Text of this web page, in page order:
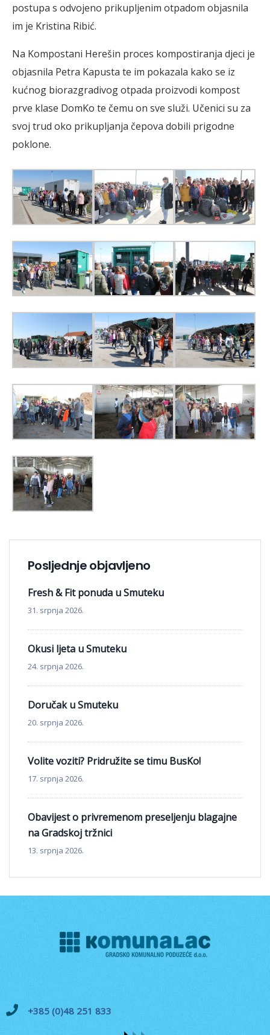
postupa s odvojeno prikupljenim otpadom objasnila
im je Kristina Ribić.
Na Kompostani Herešin proces kompostiranja djeci je
objasnila Petra Kapusta te im pokazala kako se iz
kućnog biorazgradivog otpada proizvodi kompost
prve klase DomKo te čemu on sve služi. Učenici su za
svoj trud oko prikupljanja čepova dobili prigodne
poklone.
Posljednje objavljeno
Fresh & Fit ponuda u Smuteku
31. srpnja 2026.
Okusi ljeta u Smuteku
24. srpnja 2026.
Doručak u Smuteku
20. srpnja 2026.
Volite voziti? Pridružite se timu BusKo!
17. srpnja 2026.
Obavijest o privremenom preseljenju blagajne
na Gradskoj tržnici
13. srpnja 2026.
+385 (0)48 251 833